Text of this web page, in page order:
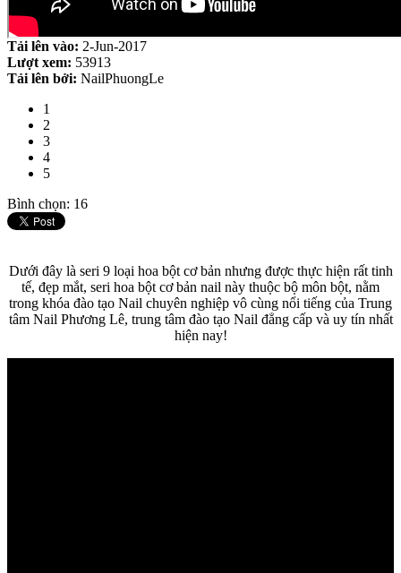
Tải lên vào: 2-Jun-2017
Lượt xem: 53913
Tải lên bởi: NailPhuongLe
1
2
3
4
5
Bình chọn: 16
Dưới đây là seri 9 loại hoa bột cơ bản nhưng được thực hiện rất tinh
tế, đẹp mắt, seri hoa bột cơ bản nail này thuộc bộ môn bột, nằm
trong khóa đào tạo Nail chuyên nghiệp vô cùng nổi tiếng của Trung
tâm Nail Phương Lê, trung tâm đào tạo Nail đẳng cấp và uy tín nhất
hiện nay!